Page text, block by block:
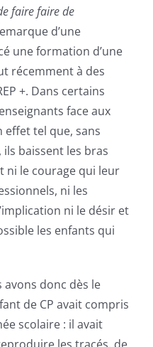
faire faire de
d’une
une formation d’une
récemment à des
+. Dans certains
face aux
effet tel que, sans
baissent les bras
ni le courage qui leur
ni les
ni le désir et
les enfants qui
donc dès le
de CP avait compris
scolaire : il avait